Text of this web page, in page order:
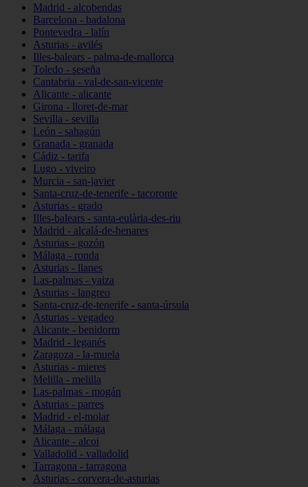
Madrid - alcobendas
Barcelona - badalona
Pontevedra - lalín
Asturias - avilés
Illes-balears - palma-de-mallorca
Toledo - seseña
Cantabria - val-de-san-vicente
Alicante - alicante
Girona - lloret-de-mar
Sevilla - sevilla
León - sahagún
Granada - granada
Cádiz - tarifa
Lugo - viveiro
Murcia - san-javier
Santa-cruz-de-tenerife - tacoronte
Asturias - grado
Illes-balears - santa-eulària-des-riu
Madrid - alcalá-de-henares
Asturias - gozón
Málaga - ronda
Asturias - llanes
Las-palmas - yaiza
Asturias - langreo
Santa-cruz-de-tenerife - santa-úrsula
Asturias - vegadeo
Alicante - benidorm
Madrid - leganés
Zaragoza - la-muela
Asturias - mieres
Melilla - melilla
Las-palmas - mogán
Asturias - parres
Madrid - el-molar
Málaga - málaga
Alicante - alcoi
Valladolid - valladolid
Tarragona - tarragona
Asturias - corvera-de-asturias